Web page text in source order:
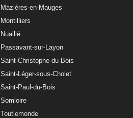
Mazières-en-Mauges
Montilliers
Nuaillé
Passavant-sur-Layon
Saint-Christophe-du-Bois
Saint-Léger-sous-Cholet
Saint-Paul-du-Bois
Somloire
Toutlemonde